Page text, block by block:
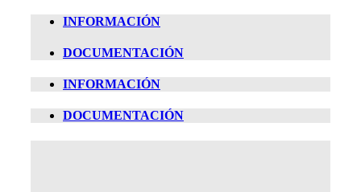
INFORMACIÓN
DOCUMENTACIÓN
INFORMACIÓN
DOCUMENTACIÓN